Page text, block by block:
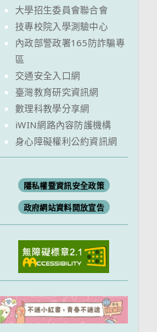
大學招生委員會聯合會
技專校院入學測驗中心
內政部警政署165防詐騙專
區
交通安全入口網
臺灣教育研究資訊網
數理科教學分享網
iWIN網路內容防護機構
身心障礙權利公約資訊網
隱私權暨資訊安全政策
政府網站資料開放宣告